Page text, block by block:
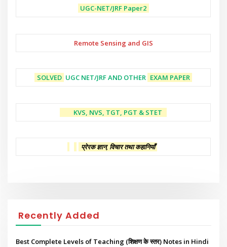
UGC-NET/JRF Paper2
Remote Sensing and GIS
SOLVED UGC NET/JRF AND OTHER EXAM PAPER
KVS, NVS, TGT, PGT & STET
प्रेरक ज्ञान, विचार तथा कहानियाँ
Recently Added
Best Complete Levels of Teaching (शिक्षण के स्तर) Notes in Hindi